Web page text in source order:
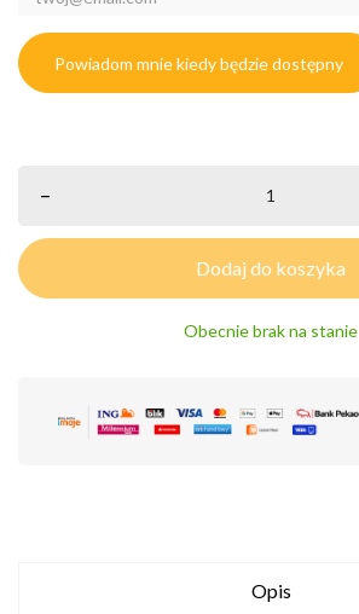
Powiadom mnie kiedy będzie dostępny
–
Dodaj do koszyka
Obecnie brak na stanie
Opis